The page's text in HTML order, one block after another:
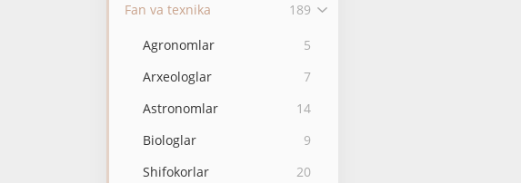
Fan va texnika 189
Agronomlar
5
Arxeologlar
7
Astronomlar
14
Biologlar
9
Shifokorlar
20